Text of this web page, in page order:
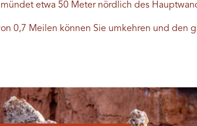
etwa 50 Meter nördlich des
0,7 Meilen können Sie umkehren und den